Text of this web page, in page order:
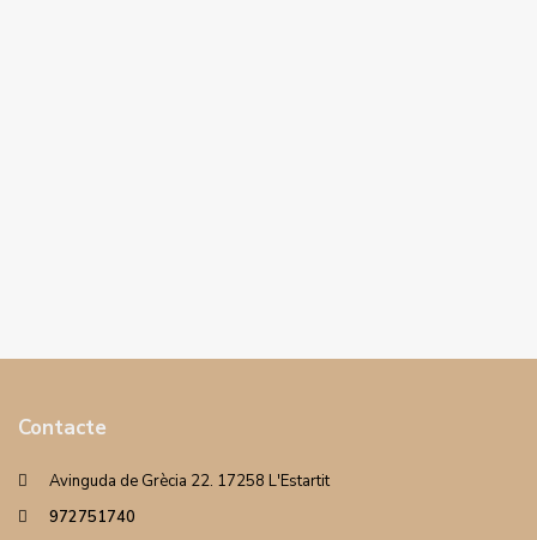
Contacte
Avinguda de Grècia 22. 17258 L'Estartit
972751740